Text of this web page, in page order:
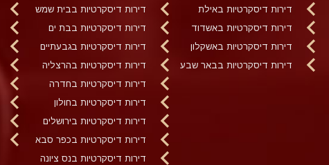
דירות דיסקרטיות באילת
דירות דיסקרטיות באשדוד
דירות דיסקרטיות באשקלון
דירות דיסקרטיות בבאר שבע
דירות דיסקרטיות בבית שמש
דירות דיסקרטיות בבת ים
דירות דיסקרטיות בגבעתיים
דירות דיסקרטיות בהרצליה
דירות דיסקרטיות בחדרה
דירות דיסקרטיות בחולון
דירות דיסקרטיות בירושלים
דירות דיסקרטיות בכפר סבא
דירות דיסקרטיות בנס ציונה